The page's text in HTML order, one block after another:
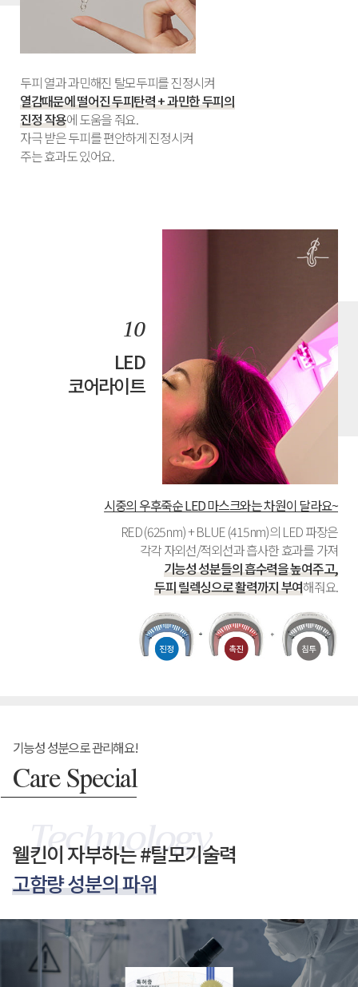
두피 열과 과민해진 탈모두피를 진정시켜
열감때문에 떨어진 두피탄력 + 과민한 두피의
진정 작용에 도움을 줘요.
자극 받은 두피를 편안하게 진정시켜
주는 효과도 있어요.
LED
코어라이트
시중의 우후죽순 LED 마스크와는 차원이 달라요~
RED (625nm) + BLUE (415nm)의 LED 파장은
각각 자외선/적외선과 흡사한 효과를 가져
기능성 성분들의 흡수력을 높여주고,
두피 릴렉싱으로 활력까지 부여해줘요.
기능성 성분으로 관리해요!
Care Special
웰킨이 자부하는 #탈모기술력
고함량 성분의 파워